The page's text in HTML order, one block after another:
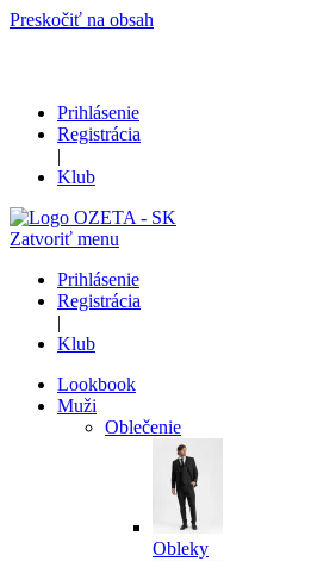
Preskočiť na obsah
Prihlásenie
Registrácia
|
Klub
Zatvoriť menu
Prihlásenie
Registrácia
|
Klub
Lookbook
Muži
Oblečenie
Obleky